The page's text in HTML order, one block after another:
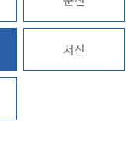
세미나
대륜법률상담예약
서산